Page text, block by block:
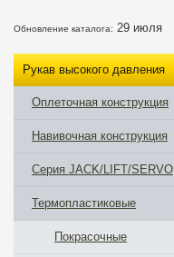
Обновление каталога: 29 июля
Рукав высокого давления
Оплеточная конструкция
Навивочная конструкция
Серия JACK/LIFT/SERVO
Термопластиковые
Покрасочные